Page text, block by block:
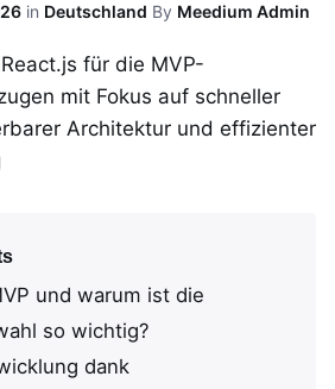
in Deutschland By Meedium Admin
und warum ist die
so wichtig?
dank